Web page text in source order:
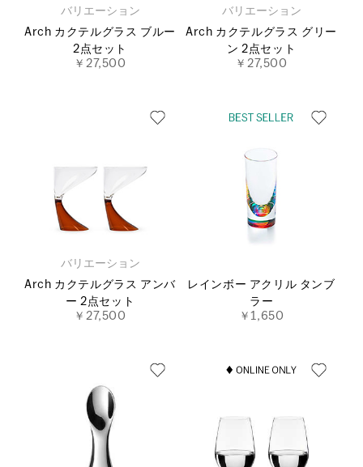
バリエーション
Arch カクテルグラス ブルー
2点セット
￥27,500
バリエーション
Arch カクテルグラス グリー
ン 2点セット
￥27,500
バリエーション
Arch カクテルグラス アンバ
ー 2点セット
￥27,500
レインボー アクリル タンブ
ラー
￥1,650